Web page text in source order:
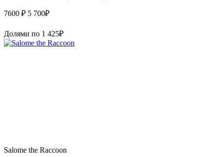
7600 ₽ 5 700₽
Долями по 1 425₽
Salome the Raccoon